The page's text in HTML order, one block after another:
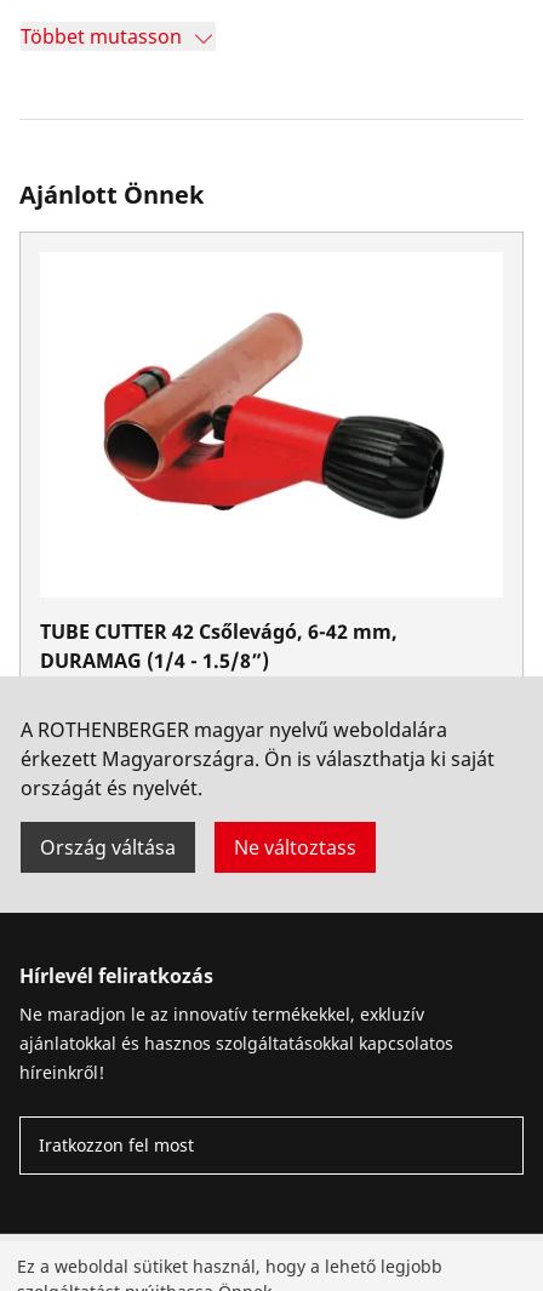
Többet mutasson
Ajánlott Önnek
TUBE CUTTER 42 Csőlevágó, 6-42 mm,
DURAMAG (1/4 - 1.5/8”)
A ROTHENBERGER magyar nyelvű weboldalára
érkezett Magyarországra. Ön is választhatja ki saját
országát és nyelvét.
Ország váltása Ne változtass
Hírlevél feliratkozás
Ne maradjon le az innovatív termékekkel, exkluzív
ajánlatokkal és hasznos szolgáltatásokkal kapcsolatos
híreinkről!
Iratkozzon fel most
Termékek
Ez a weboldal sütiket használ, hogy a lehető legjobb